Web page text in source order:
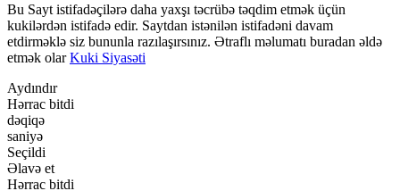
Bu Sayt istifadəçilərə daha yaxşı təcrübə təqdim etmək üçün
kukilərdən istifadə edir. Saytdan istənilən istifadəni davam
etdirməklə siz bununla razılaşırsınız. Ətraflı məlumatı buradan əldə
etmək olarKuki Siyasəti
Aydındır
Hərrac bitdi
dəqiqə
saniyə
Seçildi
Əlavə et
Hərrac bitdi